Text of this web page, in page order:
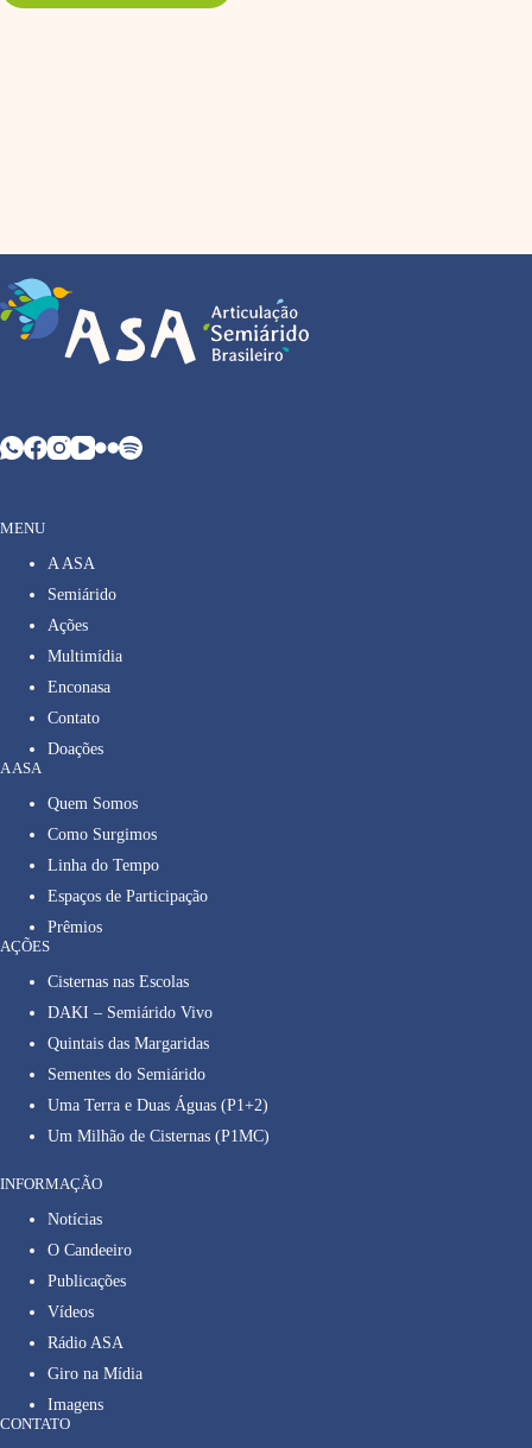
MENU
A ASA
Semiárido
Ações
Multimídia
Enconasa
Contato
Doações
A ASA
Quem Somos
Como Surgimos
Linha do Tempo
Espaços de Participação
Prêmios
AÇÕES
Cisternas nas Escolas
DAKI – Semiárido Vivo
Quintais das Margaridas
Sementes do Semiárido
Uma Terra e Duas Águas (P1+2)
Um Milhão de Cisternas (P1MC)
INFORMAÇÃO
Notícias
O Candeeiro
Publicações
Vídeos
Rádio ASA
Giro na Mídia
Imagens
CONTATO